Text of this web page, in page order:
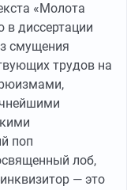
«Молота
диссертации
смущения
трудов на
поп
лоб,
— это